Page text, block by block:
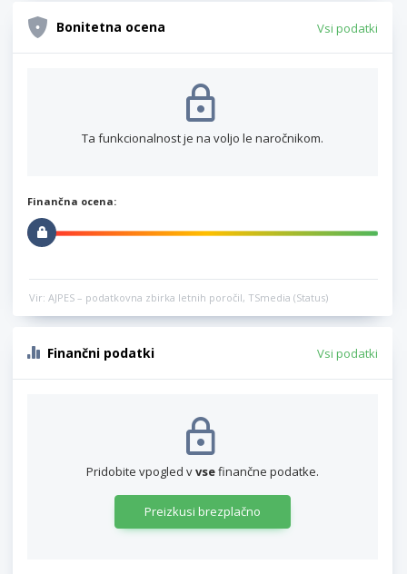
Bonitetna ocena Vsi podatki
Ta funkcionalnost je na voljo le naročnikom.
Finančna ocena:
Vir: AJPES – podatkovna zbirka letnih poročil, TSmedia (Status)
Finančni podatki Vsi podatki
Pridobite vpogled vvsefinančne podatke.
Preizkusi brezplačno